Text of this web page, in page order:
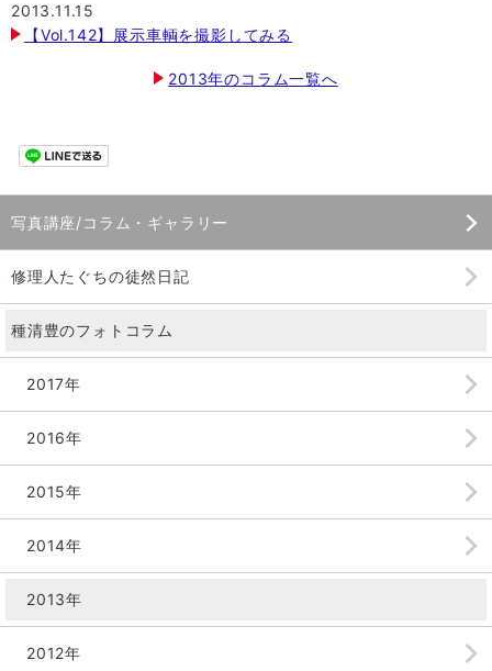
2013.11.15
【Vol.142】展示車輌を撮影してみる
2013年のコラム一覧へ
写真講座/コラム・ギャラリー
修理人たぐちの徒然日記
種清豊のフォトコラム
2017年
2016年
2015年
2014年
2013年
2012年